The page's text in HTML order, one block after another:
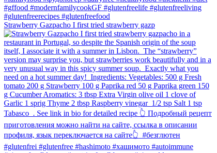
Strawberry Gazpacho⁠ I first tried strawberry gazp